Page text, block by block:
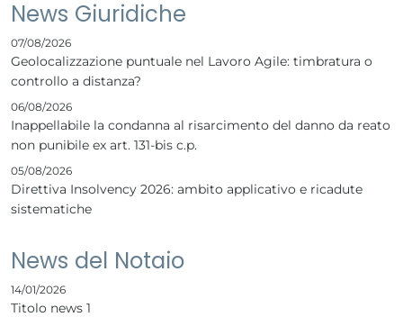
News Giuridiche
07/08/2026
Geolocalizzazione puntuale nel Lavoro Agile: timbratura o
controllo a distanza?
06/08/2026
Inappellabile la condanna al risarcimento del danno da reato
non punibile ex art. 131-bis c.p.
05/08/2026
Direttiva Insolvency 2026: ambito applicativo e ricadute
sistematiche
News del Notaio
14/01/2026
Titolo news 1